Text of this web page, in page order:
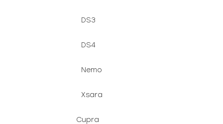
DS3
DS4
Nemo
Xsara
Cupra